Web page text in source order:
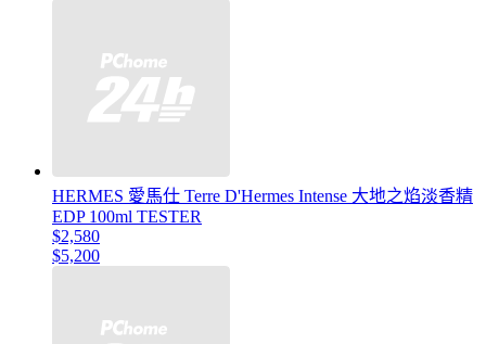
HERMES 愛馬仕 Terre D'Hermes Intense 大地之焰淡香精
EDP 100ml TESTER
$2,580
$5,200